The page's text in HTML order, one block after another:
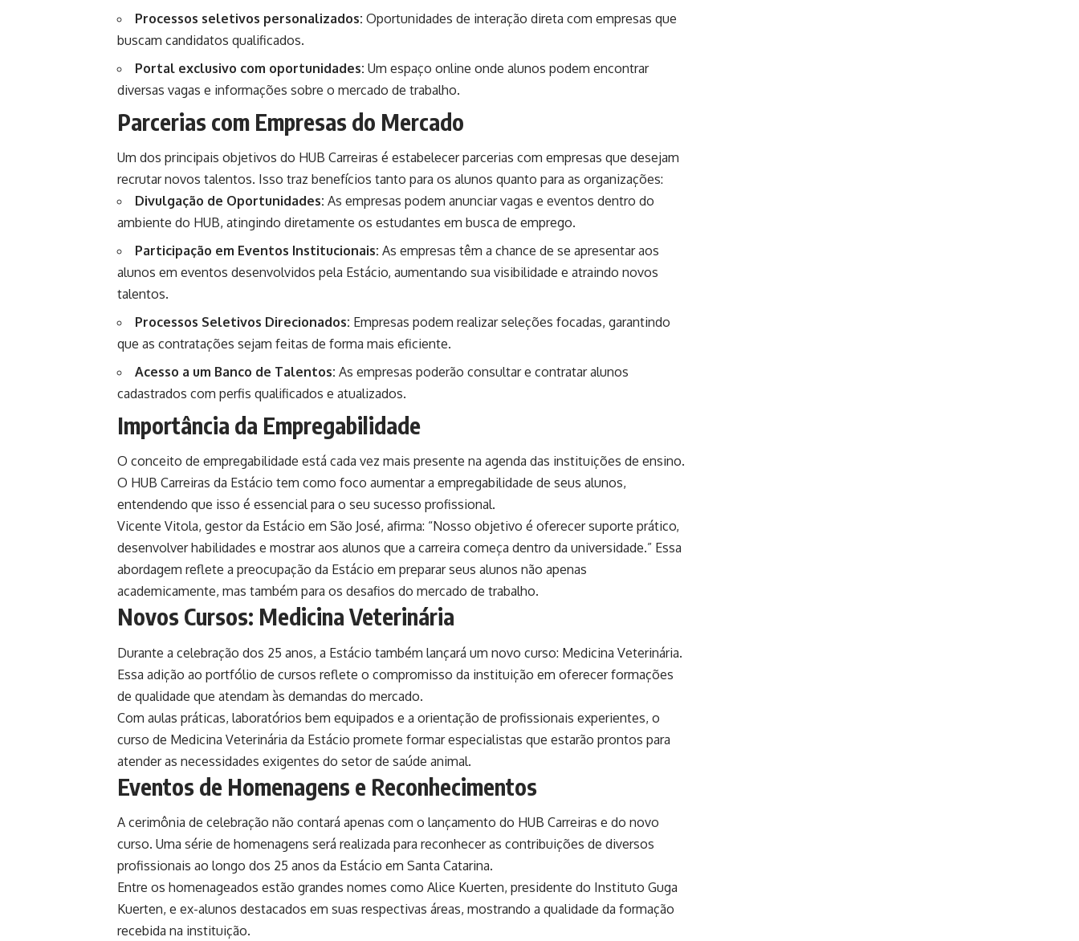
Processos seletivos personalizados: Oportunidades de interação direta com empresas que
buscam candidatos qualificados.
Portal exclusivo com oportunidades: Um espaço online onde alunos podem encontrar
diversas vagas e informações sobre o mercado de trabalho.
Parcerias com Empresas do Mercado
Um dos principais objetivos do HUB Carreiras é estabelecer parcerias com empresas que desejam
recrutar novos talentos. Isso traz benefícios tanto para os alunos quanto para as organizações:
Divulgação de Oportunidades: As empresas podem anunciar vagas e eventos dentro do
ambiente do HUB, atingindo diretamente os estudantes em busca de emprego.
Participação em Eventos Institucionais: As empresas têm a chance de se apresentar aos
alunos em eventos desenvolvidos pela Estácio, aumentando sua visibilidade e atraindo novos
talentos.
Processos Seletivos Direcionados: Empresas podem realizar seleções focadas, garantindo
que as contratações sejam feitas de forma mais eficiente.
Acesso a um Banco de Talentos: As empresas poderão consultar e contratar alunos
cadastrados com perfis qualificados e atualizados.
Importância da Empregabilidade
O conceito de empregabilidade está cada vez mais presente na agenda das instituições de ensino.
O HUB Carreiras da Estácio tem como foco aumentar a empregabilidade de seus alunos,
entendendo que isso é essencial para o seu sucesso profissional.
Vicente Vitola, gestor da Estácio em São José, afirma: “Nosso objetivo é oferecer suporte prático,
desenvolver habilidades e mostrar aos alunos que a carreira começa dentro da universidade.” Essa
abordagem reflete a preocupação da Estácio em preparar seus alunos não apenas
academicamente, mas também para os desafios do mercado de trabalho.
Novos Cursos: Medicina Veterinária
Durante a celebração dos 25 anos, a Estácio também lançará um novo curso: Medicina Veterinária.
Essa adição ao portfólio de cursos reflete o compromisso da instituição em oferecer formações
de qualidade que atendam às demandas do mercado.
Com aulas práticas, laboratórios bem equipados e a orientação de profissionais experientes, o
curso de Medicina Veterinária da Estácio promete formar especialistas que estarão prontos para
atender as necessidades exigentes do setor de saúde animal.
Eventos de Homenagens e Reconhecimentos
A cerimônia de celebração não contará apenas com o lançamento do HUB Carreiras e do novo
curso. Uma série de homenagens será realizada para reconhecer as contribuições de diversos
profissionais ao longo dos 25 anos da Estácio em Santa Catarina.
Entre os homenageados estão grandes nomes como Alice Kuerten, presidente do Instituto Guga
Kuerten, e ex-alunos destacados em suas respectivas áreas, mostrando a qualidade da formação
recebida na instituição.